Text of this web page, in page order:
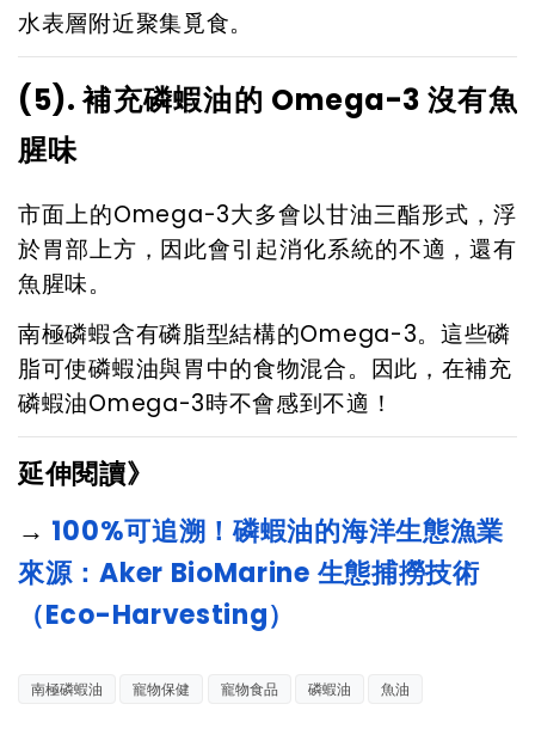
水表層附近聚集覓食。
(5). 補充磷蝦油的 Omega-3 沒有魚
腥味
市面上的Omega-3大多會以甘油三酯形式，浮
於胃部上方，因此會引起消化系統的不適，還有
魚腥味。
南極磷蝦含有磷脂型結構的Omega-3。這些磷
脂可使磷蝦油與胃中的食物混合。因此，在補充
磷蝦油Omega-3時不會感到不適！
延伸閱讀》
→ 100%可追溯！磷蝦油的海洋生態漁業
來源：Aker BioMarine 生態捕撈技術
（Eco-Harvesting）
南極磷蝦油 寵物保健 寵物食品 磷蝦油 魚油